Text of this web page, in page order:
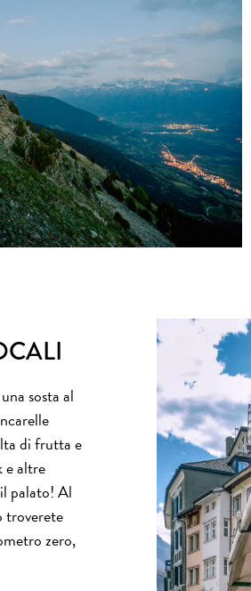
sosta al
di frutta e
e altre
palato! Al
troverete
zero,